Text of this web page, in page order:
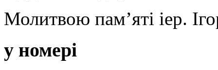
Молитвою пам’яті іер.
у номері